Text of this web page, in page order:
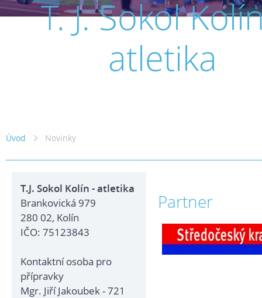
T. J. Sokol
atletika
Úvod Novinky
T.J. Sokol Kolín - atletika
Brankovická 979
280 02, Kolín
IČO: 75123843
Kontaktní osoba pro
přípravky
Mgr. Jiří Jakoubek - 721
Partner